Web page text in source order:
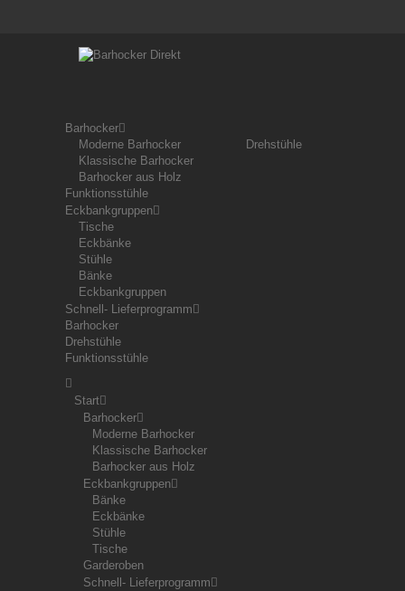
Barhocker
Moderne Barhocker
Klassische Barhocker
Barhocker aus Holz
Drehstühle
Funktionsstühle
Eckbankgruppen
Tische
Eckbänke
Stühle
Bänke
Eckbankgruppen
Schnell- Lieferprogramm
Barhocker
Drehstühle
Funktionsstühle
Start
Barhocker
Moderne Barhocker
Klassische Barhocker
Barhocker aus Holz
Eckbankgruppen
Bänke
Eckbänke
Stühle
Tische
Garderoben
Schnell- Lieferprogramm